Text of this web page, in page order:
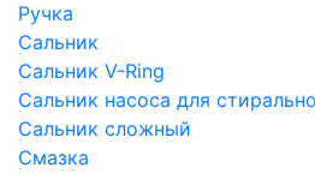
Ручка
Сальник
Сальник V-Ring
Сальник насоса для
Сальник сложный
Смазка